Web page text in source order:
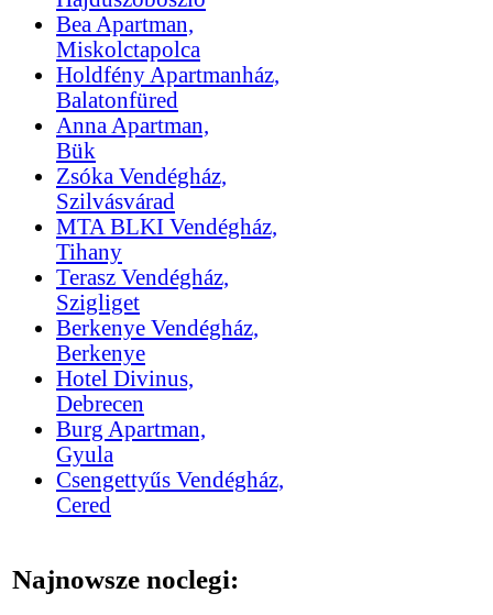
Bea Apartman,
Miskolctapolca
Holdfény Apartmanház,
Balatonfüred
Anna Apartman,
Bük
Zsóka Vendégház,
Szilvásvárad
MTA BLKI Vendégház,
Tihany
Terasz Vendégház,
Szigliget
Berkenye Vendégház,
Berkenye
Hotel Divinus,
Debrecen
Burg Apartman,
Gyula
Csengettyűs Vendégház,
Cered
Najnowsze noclegi: